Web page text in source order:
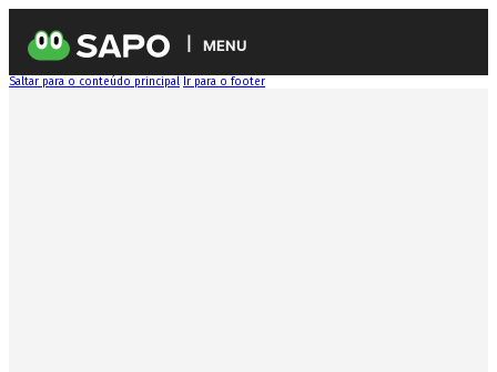
MENU
Saltar para o conteúdo principal Ir para o footer